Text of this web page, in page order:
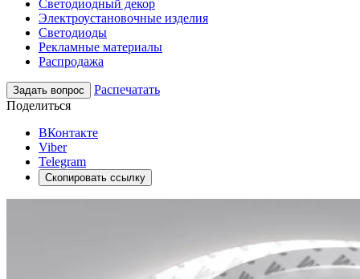
Светодиодный декор
Электроустановочные изделия
Светодиоды
Рекламные материалы
Распродажа
Задать вопрос
Распечатать
Поделиться
ВКонтакте
Viber
Telegram
Скопировать ссылку